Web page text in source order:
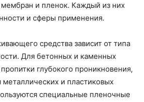
и пленок. Каждый из них
и сферы применения.
средства зависит от типа
Для бетонных и каменных
глубокого проникновения,
металлических и пластиковых
специальные пленочные